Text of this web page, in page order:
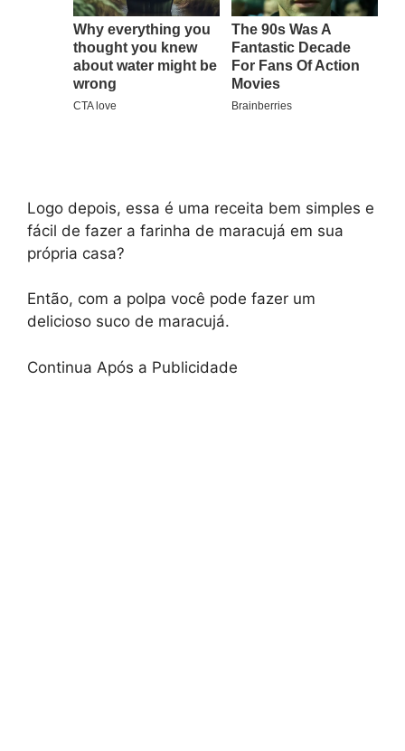
Logo depois, essa é uma receita bem simples e
fácil de fazer a farinha de maracujá em sua
própria casa?
Então, com a polpa você pode fazer um
delicioso suco de maracujá.
Continua Após a Publicidade